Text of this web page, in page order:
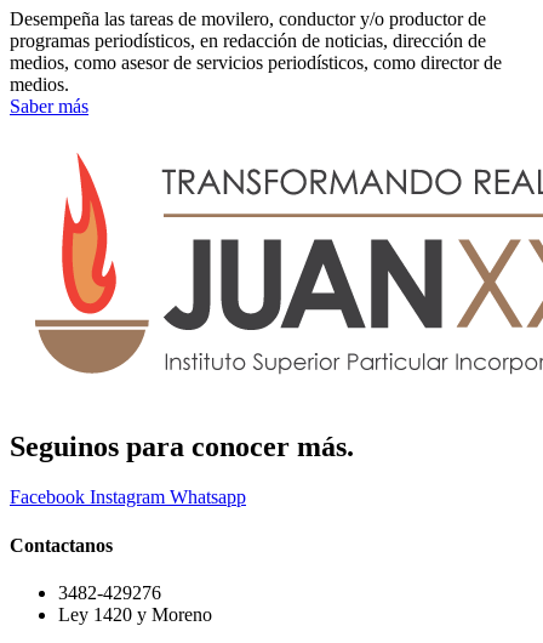
Desempeña las tareas de movilero, conductor y/o productor de
programas periodísticos, en redacción de noticias, dirección de
medios, como asesor de servicios periodísticos, como director de
medios.
Saber más
Seguinos para conocer más.
Facebook Instagram Whatsapp
Contactanos
3482-429276
Ley 1420 y Moreno